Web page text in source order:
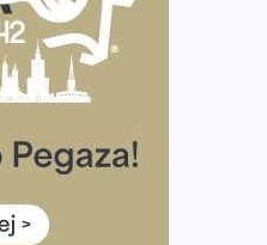
Warszawskiego.
wystarczą? Jak